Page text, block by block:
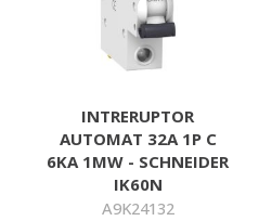
INTRERUPTOR
AUTOMAT 32A 1P C
6KA 1MW - SCHNEIDER
IK60N
A9K24132